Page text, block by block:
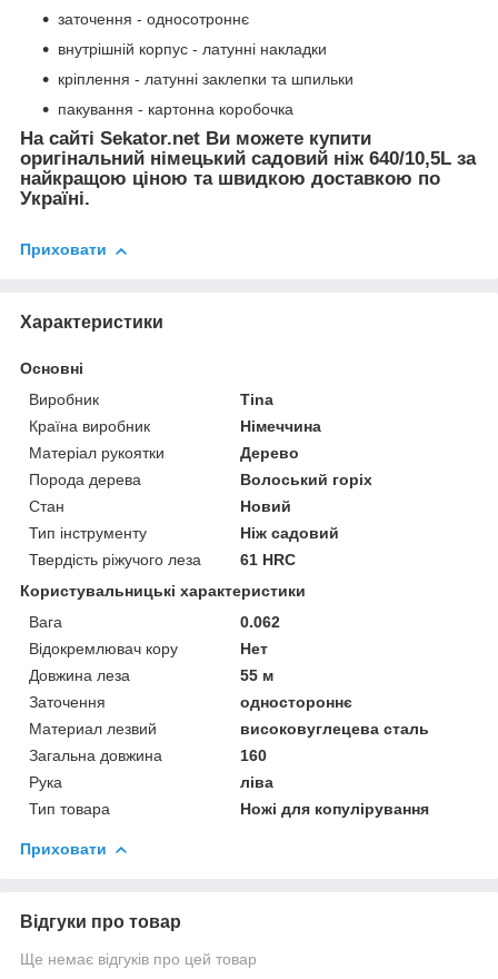
заточення - односотроннє
внутрішній корпус - латунні накладки
кріплення - латунні заклепки та шпильки
пакування - картонна коробочка
На сайті Sekator.net Ви можете купити
оригінальний німецький садовий ніж 640/10,5L за
найкращою ціною та швидкою доставкою по
Україні.
Приховати
Характеристики
Основні
Виробник
Tina
Країна виробник
Німеччина
Матеріал рукоятки
Дерево
Порода дерева
Волоський горіх
Стан
Новий
Тип інструменту
Ніж садовий
Твердість ріжучого леза
61 HRC
Користувальницькі характеристики
Вага
0.062
Відокремлювач кору
Нет
Довжина леза
55 м
Заточення
одностороннє
Материал лезвий
високовуглецева сталь
Загальна довжина
160
Рука
ліва
Тип товара
Ножі для копулірування
Приховати
Відгуки про товар
Ще немає відгуків про цей товар